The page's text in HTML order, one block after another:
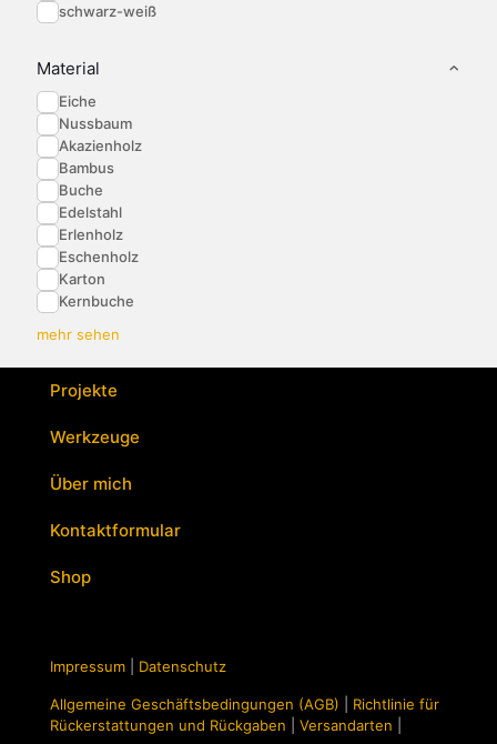
schwarz-weiß
Material
Eiche
Nussbaum
Akazienholz
Bambus
Buche
Edelstahl
Erlenholz
Eschenholz
Karton
Kernbuche
mehr sehen
Projekte
Werkzeuge
Über mich
Kontaktformular
Shop
Impressum Datenschutz
Allgemeine Geschäftsbedingungen (AGB)
Richtlinie für
Rückerstattungen und Rückgaben
Versandarten